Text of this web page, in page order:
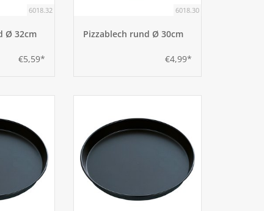
6018.32
Ø 32cm
€5,59*
6018.30
Pizzablech rund Ø 30cm
€4,99*